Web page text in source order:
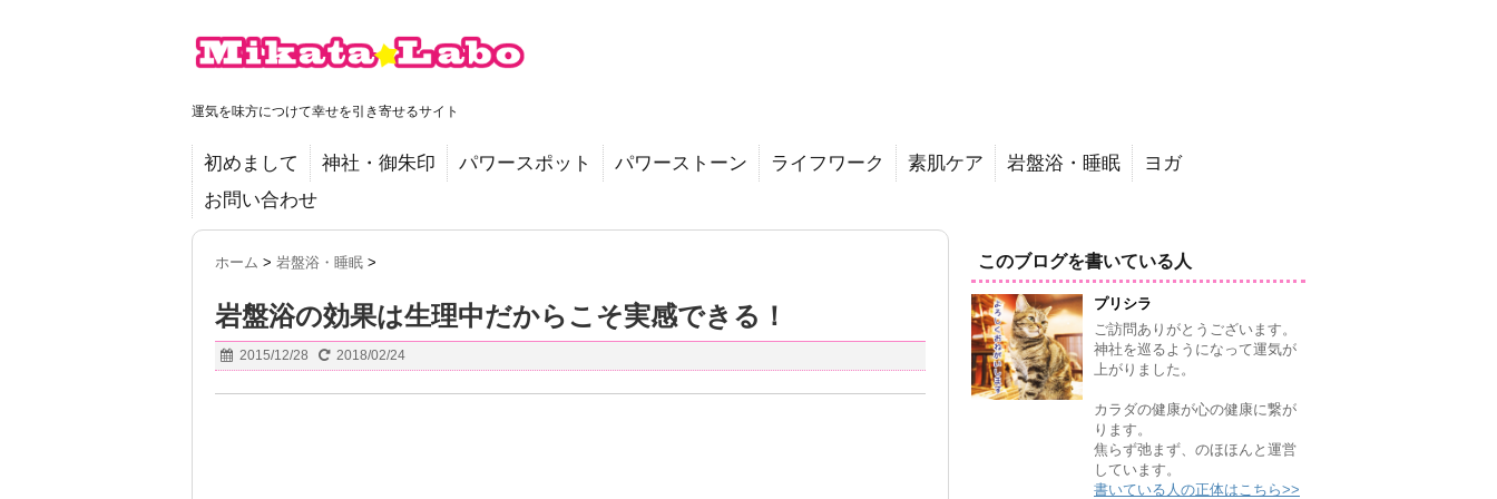
運気を味方につけて幸せを引き寄せるサイト
初めまして 神社・御朱印 パワースポット パワーストーン ライフワーク 素肌ケア 岩盤浴・睡眠
ヨガ
お問い合わせ
ホーム > 岩盤浴・睡眠 >
岩盤浴の効果は生理中だからこそ実感できる！
2015/12/28 2018/02/24
このブログを書いている人
プリシラ
ご訪問ありがとうございます。
神社を巡るようになって運気が
上がりました。
カラダの健康が心の健康に繋が
ります。
焦らず弛まず、のほほんと運営
しています。
書いている人の正体はこちら>>